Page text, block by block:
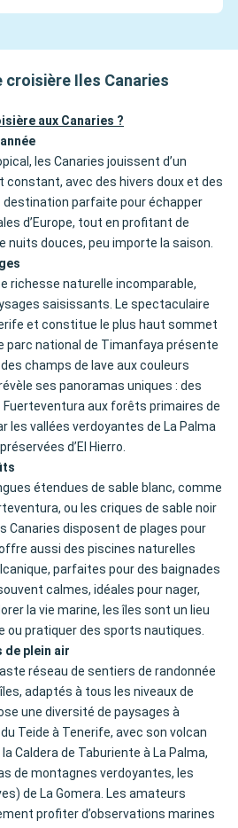
Iles Canaries
aux Canaries ?
les Canaries jouissent d’un
avec des hivers doux et des
destination parfaite pour échapper
d’Europe, tout en profitant de
nuits douces, peu importe la saison.
richesse naturelle incomparable,
saisissants. Le spectaculaire
et constitue le plus haut sommet
parc national de Timanfaya présente
champs de lave aux couleurs
ses panoramas uniques : des
Fuerteventura aux forêts primaires de
les vallées verdoyantes de La Palma
d’El Hierro.
étendues de sable blanc, comme
ou les criques de sable noir
Canaries disposent de plages pour
aussi des piscines naturelles
parfaites pour des baignades
calmes, idéales pour nager,
la vie marine, les îles sont un lieu
ou pratiquer des sports nautiques.
de plein air
réseau de sentiers de randonnée
adaptés à tous les niveaux de
une diversité de paysages à
Teide à Tenerife, avec son volcan
Caldera de Taburiente à La Palma,
de montagnes verdoyantes, les
de La Gomera. Les amateurs
profiter d’observations marines